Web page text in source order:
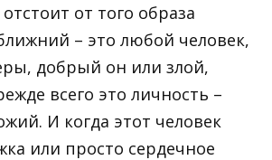
от того образа
– это любой человек,
добрый он или злой,
всего это личность –
И когда этот человек
или просто сердечное